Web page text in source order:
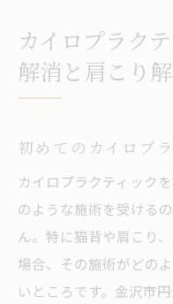
カイロプラク
解消と肩こり
初めてのカイロプ
カイロプラクティック
のような施術を受ける
ん。特に猫背や肩こり
場合、その施術がどの
いところです。金沢市